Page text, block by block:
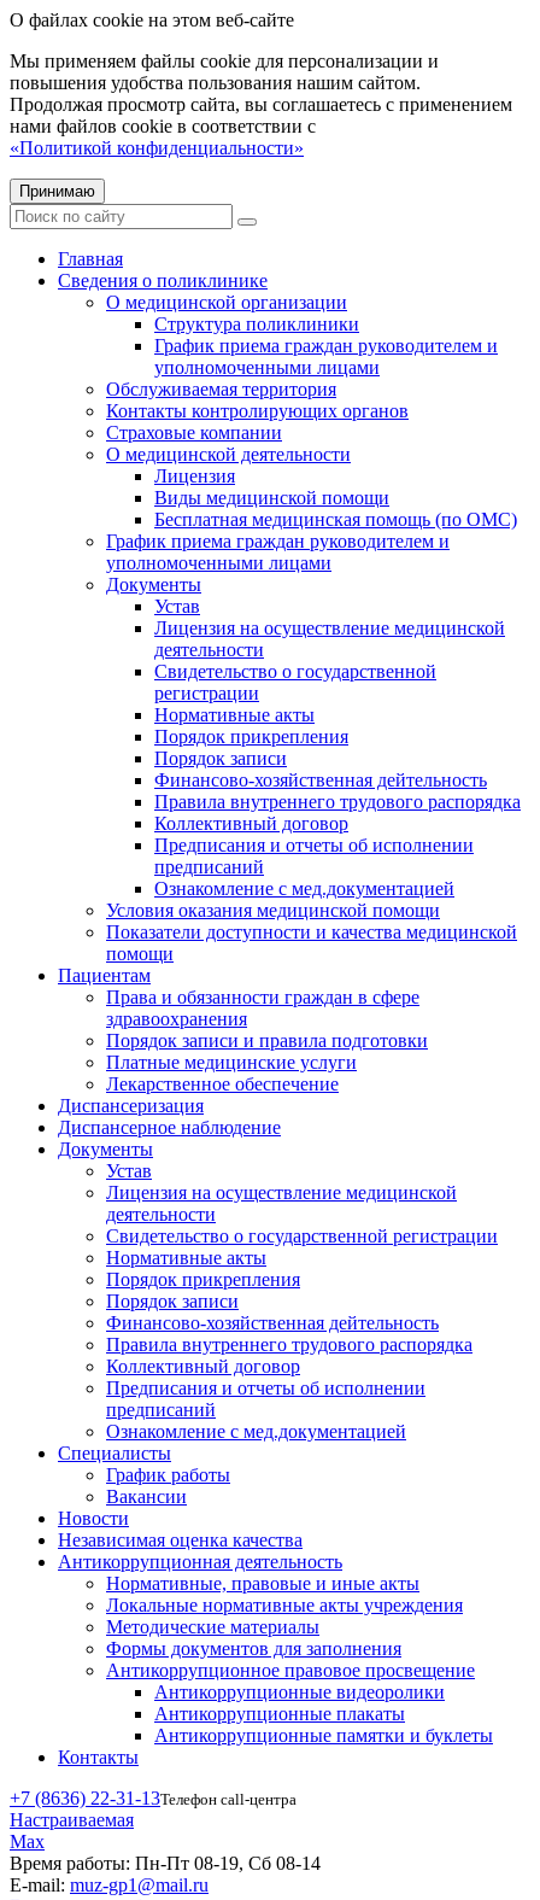
О файлах cookie на этом веб-сайте
Мы применяем файлы cookie для персонализации и
повышения удобства пользования нашим сайтом.
Продолжая просмотр сайта, вы соглашаетесь с применением
нами файлов cookie в соответствии с
«Политикой конфиденциальности»
Принимаю
Главная
Сведения о поликлинике
О медицинской организации
Структура поликлиники
График приема граждан руководителем и
уполномоченными лицами
Обслуживаемая территория
Контакты контролирующих органов
Страховые компании
О медицинской деятельности
Лицензия
Виды медицинской помощи
Бесплатная медицинская помощь (по ОМС)
График приема граждан руководителем и
уполномоченными лицами
Документы
Устав
Лицензия на осуществление медицинской
деятельности
Свидетельство о государственной
регистрации
Нормативные акты
Порядок прикрепления
Порядок записи
Финансово-хозяйственная дейтельность
Правила внутреннего трудового распорядка
Коллективный договор
Предписания и отчеты об исполнении
предписаний
Ознакомление с мед.документацией
Условия оказания медицинской помощи
Показатели доступности и качества медицинской
помощи
Пациентам
Права и обязанности граждан в сфере
здравоохранения
Порядок записи и правила подготовки
Платные медицинские услуги
Лекарственное обеспечение
Диспансеризация
Диспансерное наблюдение
Документы
Устав
Лицензия на осуществление медицинской
деятельности
Свидетельство о государственной регистрации
Нормативные акты
Порядок прикрепления
Порядок записи
Финансово-хозяйственная дейтельность
Правила внутреннего трудового распорядка
Коллективный договор
Предписания и отчеты об исполнении
предписаний
Ознакомление с мед.документацией
Специалисты
График работы
Вакансии
Новости
Независимая оценка качества
Антикоррупционная деятельность
Нормативные, правовые и иные акты
Локальные нормативные акты учреждения
Методические материалы
Формы документов для заполнения
Антикоррупционное правовое просвещение
Антикоррупционные видеоролики
Антикоррупционные плакаты
Антикоррупционные памятки и буклеты
Контакты
+7 (8636) 22-31-13Телефон call-центра
Настраиваемая
Max
Время работы: Пн-Пт 08-19, Сб 08-14
E-mail: muz-gp1@mail.ru